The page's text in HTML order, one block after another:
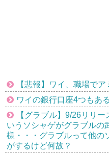
【悲報】ワイ、職場で
ワイの銀行口座4つもあ
【グラブル】9/26リリ
いうソシャゲがグラブルの
様・・・グラブルって他の
がするけど何故？